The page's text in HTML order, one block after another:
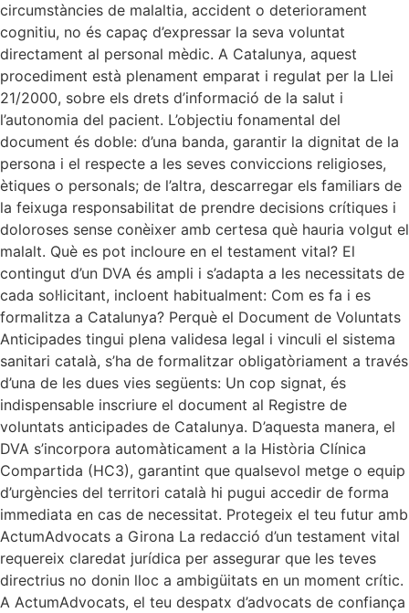
circumstàncies de malaltia, accident o deteriorament
cognitiu, no és capaç d’expressar la seva voluntat
directament al personal mèdic. A Catalunya, aquest
procediment està plenament emparat i regulat per la Llei
21/2000, sobre els drets d’informació de la salut i
l’autonomia del pacient. L’objectiu fonamental del
document és doble: d’una banda, garantir la dignitat de la
persona i el respecte a les seves conviccions religioses,
ètiques o personals; de l’altra, descarregar els familiars de
la feixuga responsabilitat de prendre decisions crítiques i
doloroses sense conèixer amb certesa què hauria volgut el
malalt. Què es pot incloure en el testament vital? El
contingut d’un DVA és ampli i s’adapta a les necessitats de
cada sol·licitant, incloent habitualment: Com es fa i es
formalitza a Catalunya? Perquè el Document de Voluntats
Anticipades tingui plena validesa legal i vinculi el sistema
sanitari català, s’ha de formalitzar obligatòriament a través
d’una de les dues vies següents: Un cop signat, és
indispensable inscriure el document al Registre de
voluntats anticipades de Catalunya. D’aquesta manera, el
DVA s’incorpora automàticament a la Història Clínica
Compartida (HC3), garantint que qualsevol metge o equip
d’urgències del territori català hi pugui accedir de forma
immediata en cas de necessitat. Protegeix el teu futur amb
ActumAdvocats a Girona La redacció d’un testament vital
requereix claredat jurídica per assegurar que les teves
directrius no donin lloc a ambigüitats en un moment crític.
A ActumAdvocats, el teu despatx d’advocats de confiança